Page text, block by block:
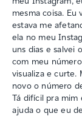
mesma coisa. Eu
estava me
ela no meu
uns dias e salvei
com meu
visualiza e curte.
novo o número
Tá difícil pra mim
ajuda o que eu